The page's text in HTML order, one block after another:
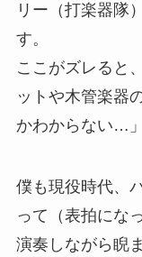
リー（打楽器隊
す。
ここがズレると
ットや木管楽器
かわからない…
僕も現役時代、
って（表拍にな
演奏しながら睨